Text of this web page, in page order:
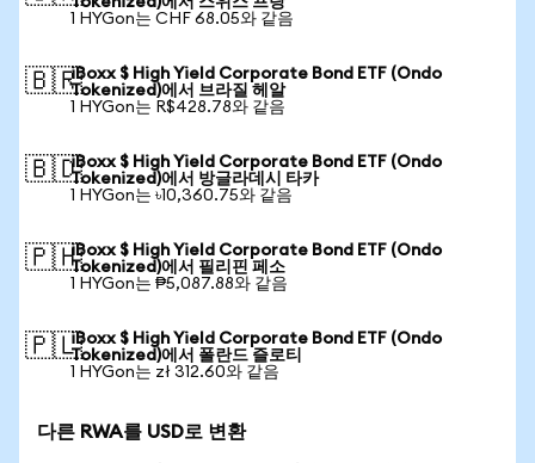
1 HYGon는 CHF 68.05와 같음
🇧🇷iBoxx $ High Yield Corporate Bond ETF (Ondo
Tokenized)에서 브라질 헤알
1 HYGon는 R$428.78와 같음
🇧🇩iBoxx $ High Yield Corporate Bond ETF (Ondo
Tokenized)에서 방글라데시 타카
1 HYGon는 ৳10,360.75와 같음
🇵🇭iBoxx $ High Yield Corporate Bond ETF (Ondo
Tokenized)에서 필리핀 페소
1 HYGon는 ₱5,087.88와 같음
🇵🇱iBoxx $ High Yield Corporate Bond ETF (Ondo
Tokenized)에서 폴란드 즐로티
1 HYGon는 zł 312.60와 같음
다른 RWA를 USD로 변환